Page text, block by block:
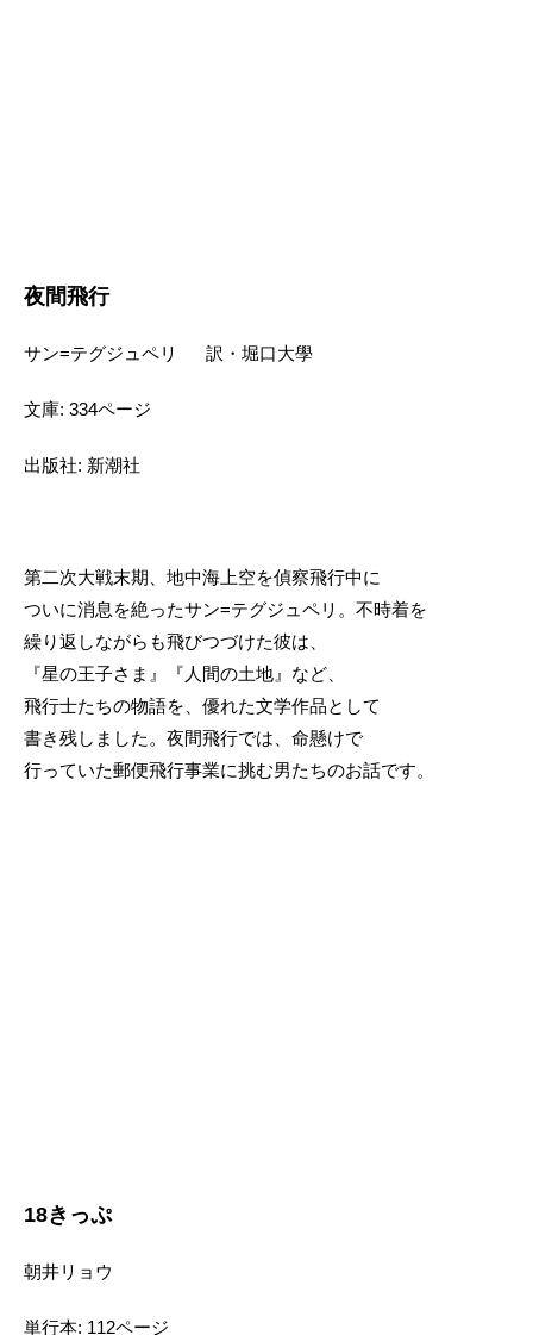
夜間飛行
サン=テグジュペリ 訳・堀口大學
文庫: 334ページ
出版社: 新潮社
第二次大戦末期、地中海上空を偵察飛行中に
ついに消息を絶ったサン=テグジュペリ。不時着を
繰り返しながらも飛びつづけた彼は、
『星の王子さま』『人間の土地』など、
飛行士たちの物語を、優れた文学作品として
書き残しました。夜間飛行では、命懸けで
行っていた郵便飛行事業に挑む男たちのお話です。
18きっぷ
朝井リョウ
単行本: 112ページ